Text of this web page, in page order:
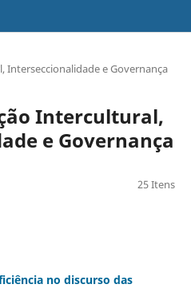
Interseccionalidade e Governança
Intercultural,
e Governança
25 Itens
no discurso das